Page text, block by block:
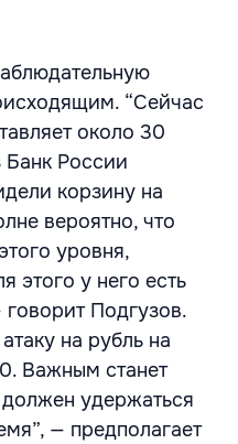
“Сейчас
около 30
Банк России
корзину на
вероятно, что
уровня,
этого у него есть
Подгузов.
на рубль на
Важным станет
удержаться
— предполагает